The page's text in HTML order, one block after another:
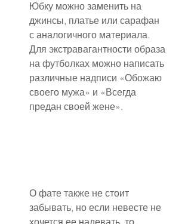
Юбку можно заменить на
джинсы, платье или сарафан
с аналогичного материала.
Для экстравагантности образа
на футболках можно написать
различные надписи «Обожаю
своего мужа» и «Всегда
предан своей жене».
О фате также не стоит
забывать, но если невесте не
хочется ее надевать, то